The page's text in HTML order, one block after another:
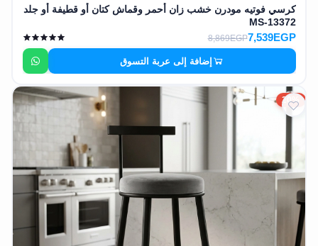
كرسي فوتيه مودرن خشب زان أحمر وقماش كتان أو قطيفة أو جلد
MS-13372
7,539EGP
8,869EGP
إضافة إلى عربة التسوق
20%